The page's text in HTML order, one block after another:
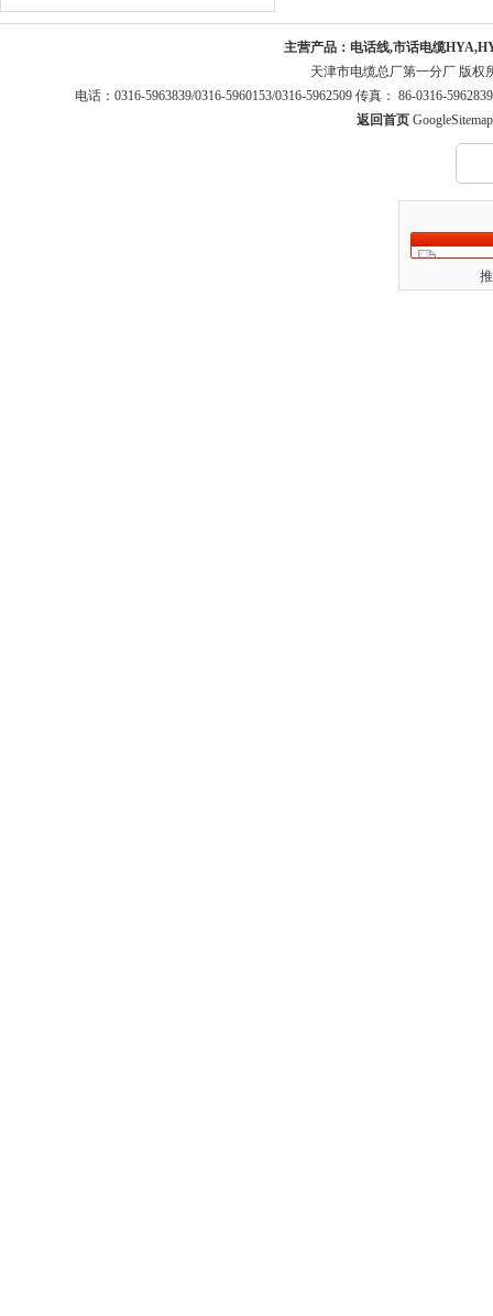
主营产品： 电话线,市话电缆
天津市电缆总厂第一分厂 版权
电话：0316-5963839/0316-5960153/0316-5962509 传真： 86-0316-
返回首页 GoogleSitemap